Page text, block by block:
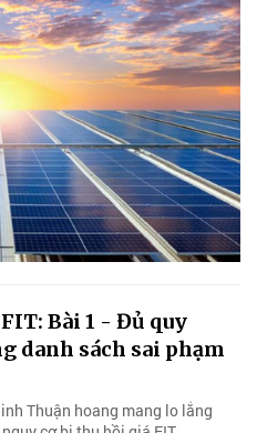
Bài 1 - Đủ quy
danh sách sai phạm
Thuận hoang mang lo lắng